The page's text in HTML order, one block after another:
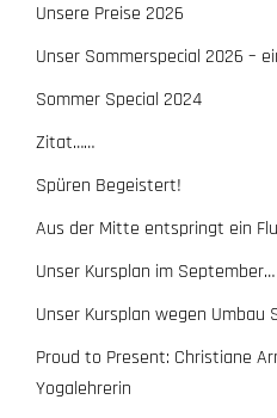
Unsere Preise 2026
Unser Sommerspecial 2026 –
Sommer Special 2024
Zitat……
Spüren Begeistert!
Aus der Mitte entspringt ein
Unser Kursplan im September…
Unser Kursplan wegen
Proud to Present: Christiane
Yogalehrerin